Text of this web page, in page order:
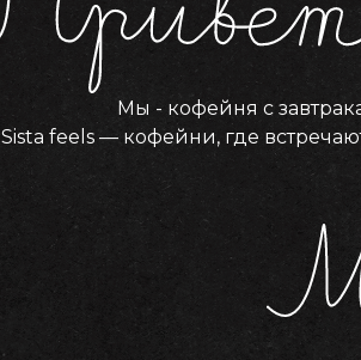
Мы - кофейня с
Sista feels — кофейни, где